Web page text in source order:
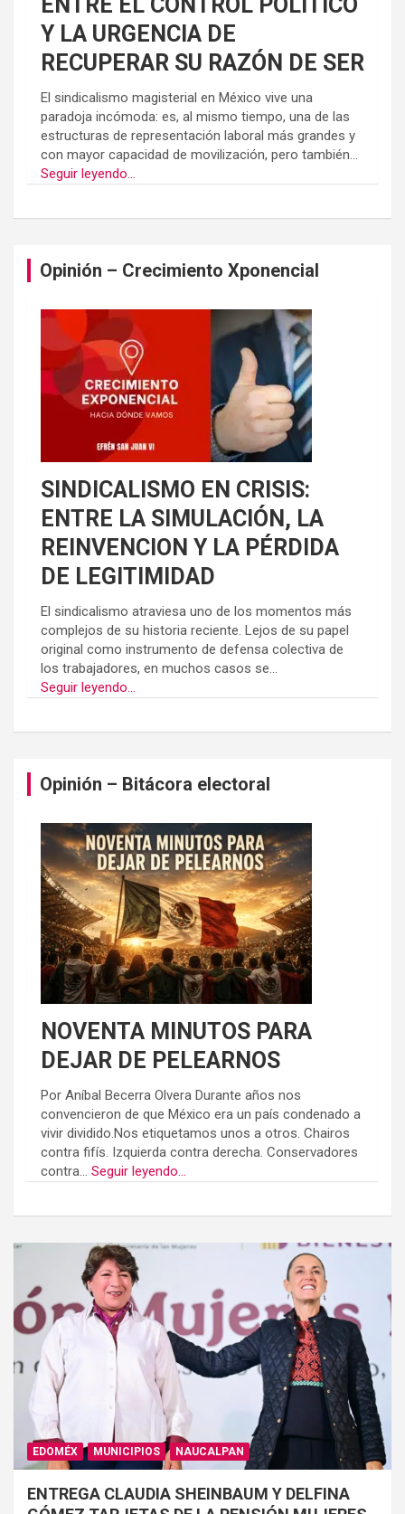
Y LA URGENCIA DE
RECUPERAR SU RAZÓN DE SER
El sindicalismo magisterial en México vive una
paradoja incómoda: es, al mismo tiempo, una de las
estructuras de representación laboral más grandes y
con mayor capacidad de movilización, pero también...
Seguir leyendo...
Opinión – Crecimiento Xponencial
SINDICALISMO EN CRISIS:
ENTRE LA SIMULACIÓN, LA
REINVENCION Y LA PÉRDIDA
DE LEGITIMIDAD
El sindicalismo atraviesa uno de los momentos más
complejos de su historia reciente. Lejos de su papel
original como instrumento de defensa colectiva de
los trabajadores, en muchos casos se...
Seguir leyendo...
Opinión – Bitácora electoral
NOVENTA MINUTOS PARA
DEJAR DE PELEARNOS
Por Aníbal Becerra Olvera Durante años nos
convencieron de que México era un país condenado a
vivir dividido.Nos etiquetamos unos a otros. Chairos
contra fifís. Izquierda contra derecha. Conservadores
contra... Seguir leyendo...
EDOMÉX MUNICIPIOS NAUCALPAN
ENTREGA CLAUDIA SHEINBAUM Y DELFINA